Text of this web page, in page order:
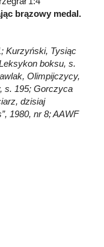
brązowy medal.
Kurzyński, Tysiąc
boksu, s.
Olimpijczycy,
s. 195; Gorczyca
dzisiaj
1980, nr 8; AAWF